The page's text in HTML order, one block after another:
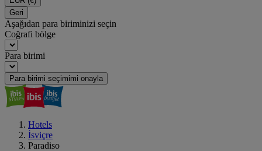
Geri
Aşağıdan para biriminizi seçin
Coğrafi bölge
Para birimi
Para birimi seçimimi onayla
Hotels
İsviçre
Paradiso